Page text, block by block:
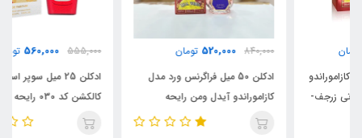
520,000 تومان
ادکلن 50 میل فراگرنس ورد مدل
کازاموراندو آیدل ومن رایحه
کازاموراتی بوکت آیدل (
560,000 تومان
ادکلن 25 میل سوپر اسمارت
کالکشن کد 030 رایحه کازاموراتی
زرجوف بوکت ایده آل _ آیدل